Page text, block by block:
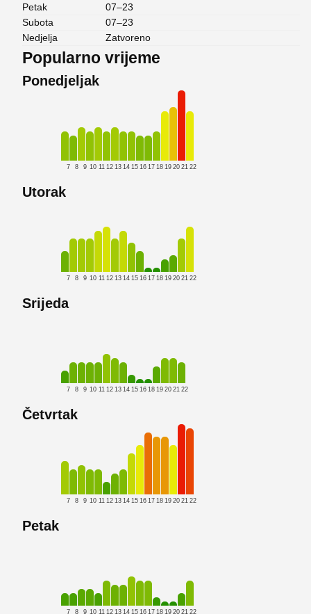
Petak
07–23
Subota
07–23
Nedjelja
Zatvoreno
Popularno vrijeme
Ponedjeljak
7 8 9 10 11 12 13 14 15 16 17 18 19 20 21 22
Utorak
7 8 9 10 11 12 13 14 15 16 17 18 19 20 21 22
Srijeda
7 8 9 10 11 12 13 14 15 16 18 19 20 21 22
Četvrtak
7 8 9 10 11 12 13 14 15 16 17 18 19 20 21 22
Petak
7 8 9 10 11 12 13 14 15 16 17 18 19 20 21 22